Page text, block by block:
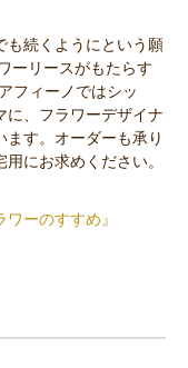
も続くようにという願
ーリースがもたらす
フィーノではシッ
に、フラワーデザイナ
す。オーダーも承り
にお求めください。
ーのすすめ』